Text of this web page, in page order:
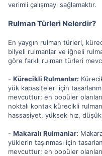
verimli çalışmayı sağlamaktır.
Rulman Türleri Nelerdir?
En yaygın rulman türleri,
bilyeli rulmanlar ve iğneli
göre farklı rulman türleri
- Kürecikli Rulmanlar:
yük kapasiteleri için
mevcuttur; en popüler
noktalı kontak kürecikli
hassasiyet, yüksek hız,
- Makaralı Rulmanlar:
yüklerin taşınması için
mevcuttur; en popüler